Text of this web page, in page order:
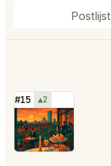
Postlijst
#15 ▲2
⭐